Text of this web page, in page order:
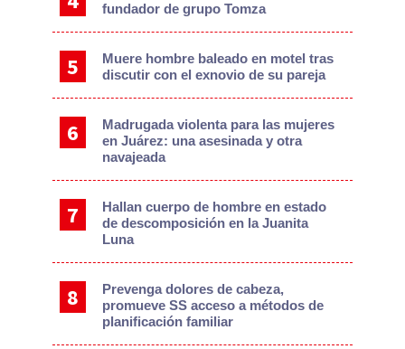
fundador de grupo Tomza
Muere hombre baleado en motel tras
discutir con el exnovio de su pareja
Madrugada violenta para las mujeres
en Juárez: una asesinada y otra
navajeada
Hallan cuerpo de hombre en estado
de descomposición en la Juanita
Luna
Prevenga dolores de cabeza,
promueve SS acceso a métodos de
planificación familiar